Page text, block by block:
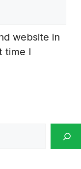
website in
time I